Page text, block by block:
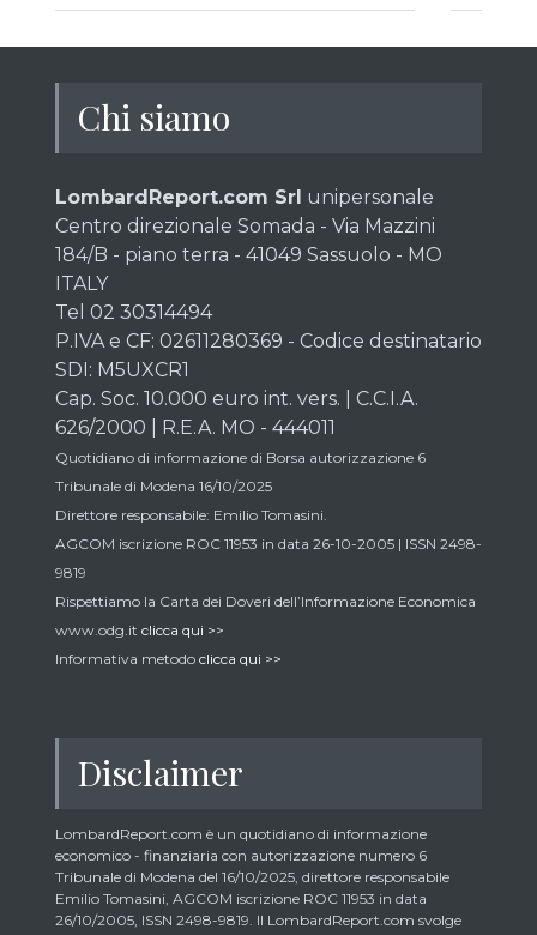
Chi siamo
LombardReport.com Srl unipersonale
Centro direzionale Somada - Via Mazzini
184/B - piano terra - 41049 Sassuolo - MO
ITALY
Tel 02 30314494
P.IVA e CF: 02611280369 - Codice destinatario
SDI: M5UXCR1
Cap. Soc. 10.000 euro int. vers. | C.C.I.A.
626/2000 | R.E.A. MO - 444011
Quotidiano di informazione di Borsa autorizzazione 6
Tribunale di Modena 16/10/2025
Direttore responsabile: Emilio Tomasini.
AGCOM iscrizione ROC 11953 in data 26-10-2005 | ISSN 2498-
9819
Rispettiamo la Carta dei Doveri dell’Informazione Economica
www.odg.it clicca qui >>
Informativa metodo clicca qui >>
Disclaimer
LombardReport.com è un quotidiano di informazione
economico - finanziaria con autorizzazione numero 6
Tribunale di Modena del 16/10/2025, direttore responsabile
Emilio Tomasini, AGCOM iscrizione ROC 11953 in data
26/10/2005, ISSN 2498-9819. Il LombardReport.com svolge